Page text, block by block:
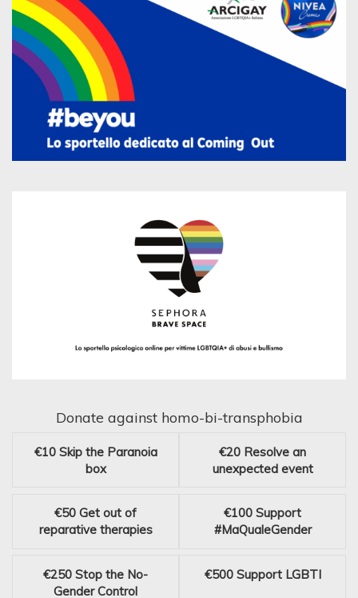
Donate against homo-bi-transphobia
€10 Skip the Paranoia
box
€20 Resolve an
unexpected event
€50 Get out of
reparative therapies
€100 Support
#MaQualeGender
€250 Stop the No-
Gender Control
€500 Support LGBTI